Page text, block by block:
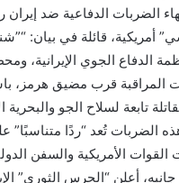
الضربات الدفاعية ضد
أمريكية، قائلة في بيان:
الدفاع الجوي الإيرانية،
المراقبة قرب مضيق هرمز،
تابعة لسلاح الجو والبحرية
الضربات تُعد “ردًا متناسبًا”
الأمريكية والسفن
جانبه، أعلن “الحرس الثوري”